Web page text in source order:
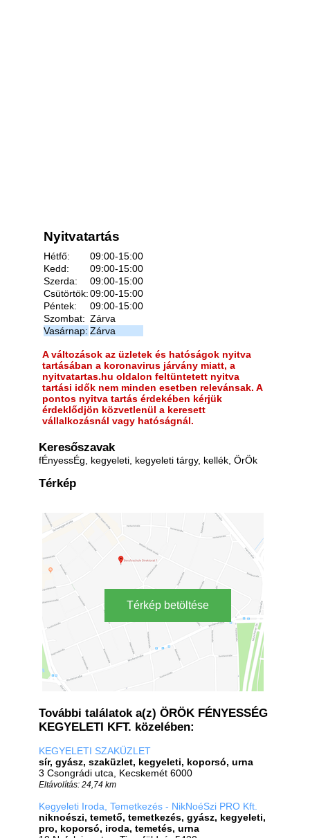
Nyitvatartás
Hétfő:
09:00-15:00
Kedd:
09:00-15:00
Szerda:
09:00-15:00
Csütörtök:09:00-15:00
Péntek:
09:00-15:00
Szombat: Zárva
Vasárnap: Zárva
A változások az üzletek és hatóságok nyitva
tartásában a koronavirus járvány miatt, a
nyitvatartas.hu oldalon feltüntetett nyitva
tartási idők nem minden esetben relevánsak. A
pontos nyitva tartás érdekében kérjük
érdeklődjön közvetlenül a keresett
vállalkozásnál vagy hatóságnál.
Keresőszavak
fÉnyessÉg, kegyeleti, kegyeleti tárgy, kellék, ÖrÖk
Térkép
Térkép betöltése
További találatok a(z) ÖRÖK FÉNYESSÉG
KEGYELETI KFT. közelében:
KEGYELETI SZAKÜZLET
sír, gyász, szaküzlet, kegyeleti, koporsó, urna
3 Csongrádi utca, Kecskemét 6000
Eltávolítás: 24,74 km
Kegyeleti Iroda, Temetkezés - NikNoéSzi PRO Kft.
niknoészi, temető, temetkezés, gyász, kegyeleti,
pro, koporsó, iroda, temetés, urna